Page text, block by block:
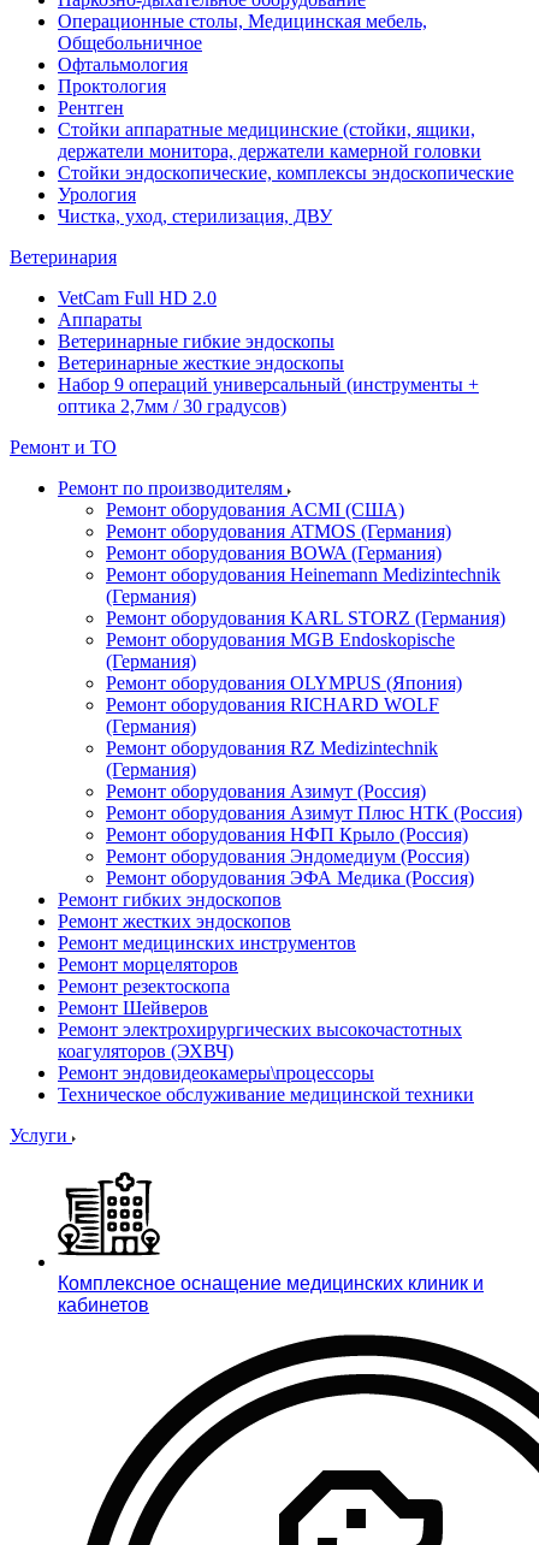
Операционные столы, Медицинская мебель,
Общебольничное
Офтальмология
Проктология
Рентген
Стойки аппаратные медицинские (стойки, ящики,
держатели монитора, держатели камерной головки
Стойки эндоскопические, комплексы эндоскопические
Урология
Чистка, уход, стерилизация, ДВУ
Ветеринария
VetCam Full HD 2.0
Аппараты
Ветеринарные гибкие эндоскопы
Ветеринарные жесткие эндоскопы
Набор 9 операций универсальный (инструменты +
оптика 2,7мм / 30 градусов)
Ремонт и ТО
Ремонт по производителям
Ремонт оборудования ACMI (США)
Ремонт оборудования ATMOS (Германия)
Ремонт оборудования BOWA (Германия)
Ремонт оборудования Heinemann Medizintechnik
(Германия)
Ремонт оборудования KARL STORZ (Германия)
Ремонт оборудования MGB Endoskopische
(Германия)
Ремонт оборудования OLYMPUS (Япония)
Ремонт оборудования RICHARD WOLF
(Германия)
Ремонт оборудования RZ Medizintechnik
(Германия)
Ремонт оборудования Азимут (Россия)
Ремонт оборудования Азимут Плюс НТК (Россия)
Ремонт оборудования НФП Крыло (Россия)
Ремонт оборудования Эндомедиум (Россия)
Ремонт оборудования ЭФА Медика (Россия)
Ремонт гибких эндоскопов
Ремонт жестких эндоскопов
Ремонт медицинских инструментов
Ремонт морцеляторов
Ремонт резектоскопа
Ремонт Шейверов
Ремонт электрохирургических высокочастотных
коагуляторов (ЭХВЧ)
Ремонт эндовидеокамеры\процессоры
Техническое обслуживание медицинской техники
Услуги
Комплексное оснащение медицинских клиник и
кабинетов